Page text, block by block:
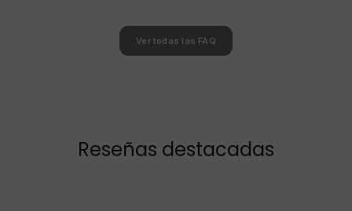
Ver todas las FAQ
Reseñas destacadas